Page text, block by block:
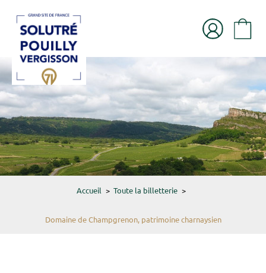
Accueil > Toute la billetterie >
Domaine de Champgrenon, patrimoine charnaysien